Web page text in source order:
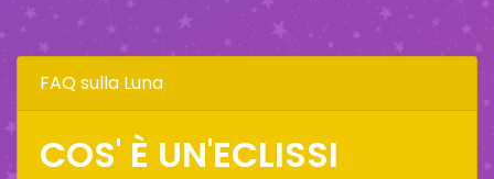
FAQ sulla Luna
COS' È UN'ECLISSI